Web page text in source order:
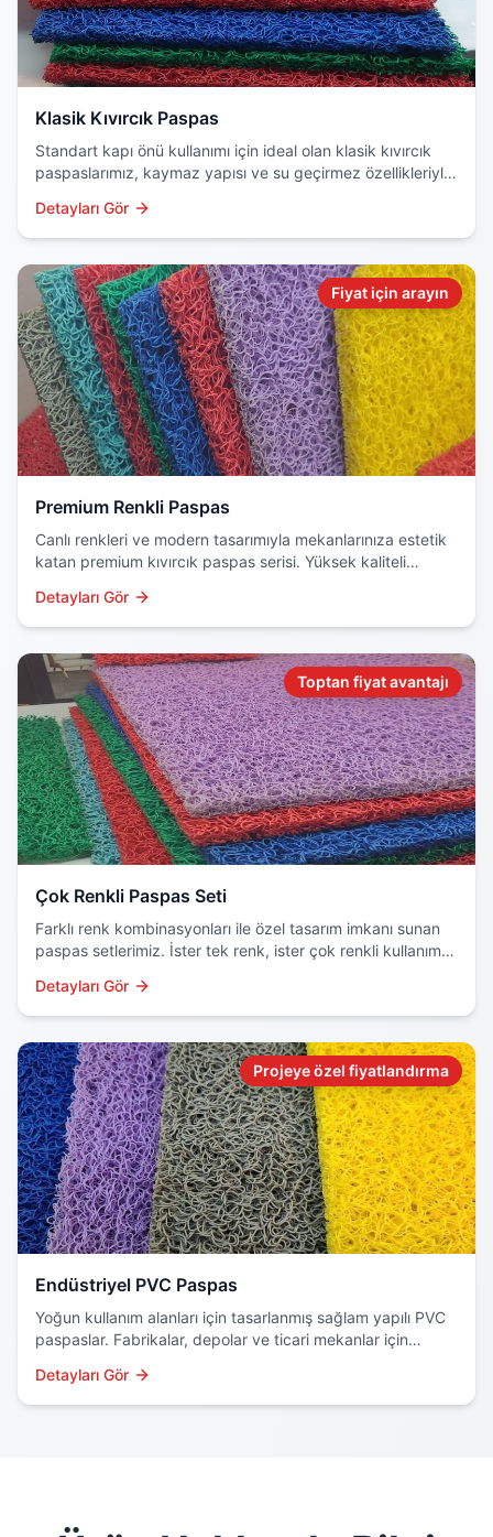
Klasik Kıvırcık Paspas
Standart kapı önü kullanımı için ideal olan klasik kıvırcık
paspaslarımız, kaymaz yapısı ve su geçirmez özellikleriyle
Detayları Gör
Fiyat için arayın
Premium Renkli Paspas
Canlı renkleri ve modern tasarımıyla mekanlarınıza estetik
katan premium kıvırcık paspas serisi. Yüksek kaliteli
Detayları Gör
Toptan fiyat avantajı
Çok Renkli Paspas Seti
Farklı renk kombinasyonları ile özel tasarım imkanı sunan
paspas setlerimiz. İster tek renk, ister çok renkli kullanım
Detayları Gör
Projeye özel fiyatlandırma
Endüstriyel PVC Paspas
Yoğun kullanım alanları için tasarlanmış sağlam yapılı PVC
paspaslar. Fabrikalar, depolar ve ticari mekanlar için
Detayları Gör